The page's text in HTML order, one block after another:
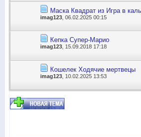
Маска Квадрат из Игра в
imag123 , 06.02.2025 00:15
Кепка Супер-Марио
imag123, 15.09.2018 17:18
Кошелек Ходячие мертвецы
imag123 , 10.02.2025 13:53